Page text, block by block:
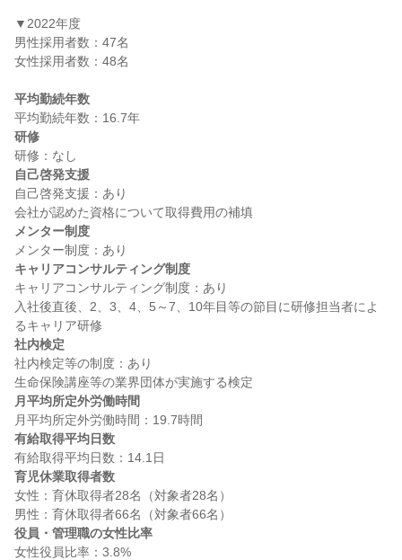
▼2022年度
男性採用者数：47名
女性採用者数：48名
平均勤続年数
研修
自己啓発支援
自己啓発支援：あり
メンター制度
キャリアコンサルティング制度
キャリアコンサルティング制度：あり
入社後直後、2、3、4、5～7、10年目等の節目に研修担当者によ
社内検定
社内検定等の制度：あり
月平均所定外労働時間
有給取得平均日数
育児休業取得者数
女性：育休取得者28名（対象者28名）
役員・管理職の女性比率
女性役員比率：3.8%